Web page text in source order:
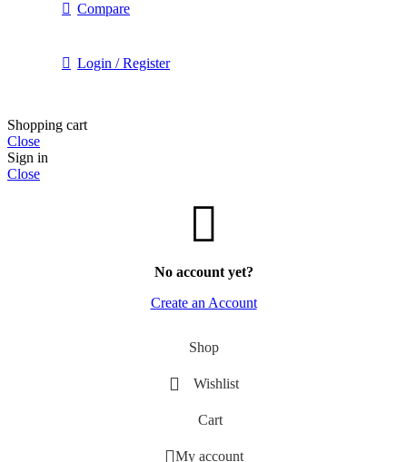
Compare
Login / Register
Shopping cart
Close
Sign in
Close
No account yet?
Create an Account
Shop
Wishlist
Cart
My account